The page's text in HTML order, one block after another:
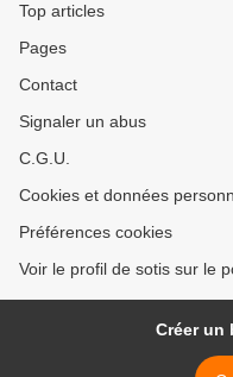
Top articles
Pages
Contact
Signaler un abus
C.G.U.
Cookies et données
Préférences cookies
Voir le profil de sotis sur le
Créer un